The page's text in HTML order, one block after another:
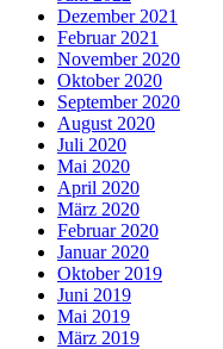
Dezember 2021
Februar 2021
November 2020
Oktober 2020
September 2020
August 2020
Juli 2020
Mai 2020
April 2020
März 2020
Februar 2020
Januar 2020
Oktober 2019
Juni 2019
Mai 2019
März 2019